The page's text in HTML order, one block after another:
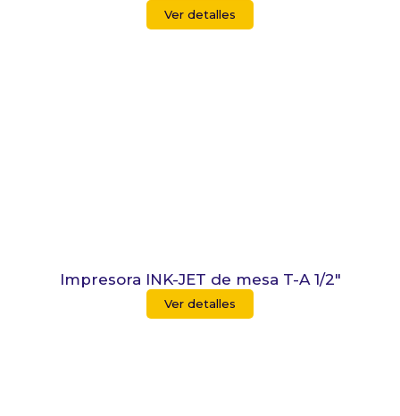
Ver detalles
Impresora INK-JET de mesa T-A 1/2″
Ver detalles